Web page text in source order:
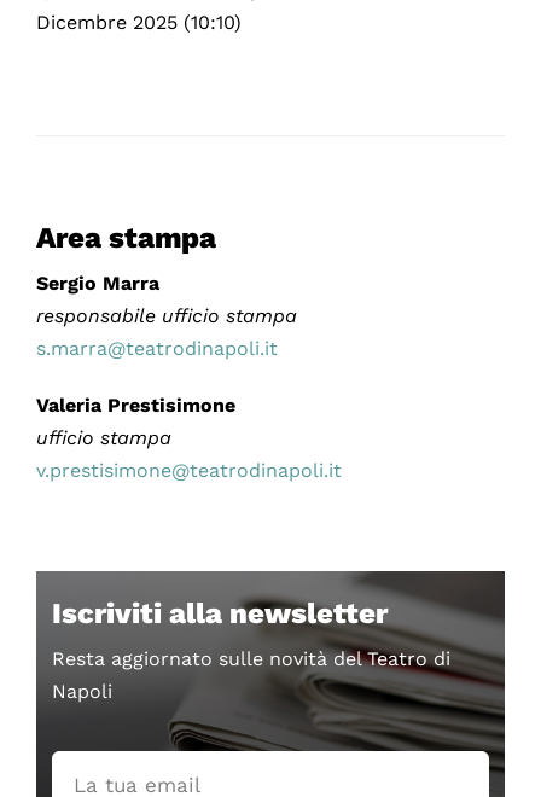
Dicembre 2025 (10:10)
Area stampa
Sergio Marra
responsabile ufficio stampa
s.marra@teatrodinapoli.it
Valeria Prestisimone
ufficio stampa
v.prestisimone@teatrodinapoli.it
Iscriviti alla newsletter
Resta aggiornato sulle novità del Teatro di
Napoli